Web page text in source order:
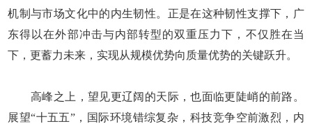
机制与市场文化中的内生韧性。正是在这种韧性支撑下，广
东得以在外部冲击与内部转型的双重压力下，不仅胜在当
下，更蓄力未来，实现从规模优势向质量优势的关键跃升。
高峰之上，望见更辽阔的天际，也面临更陡峭的前路。
展望“十五五”，国际环境错综复杂，科技竞争空前激烈，内